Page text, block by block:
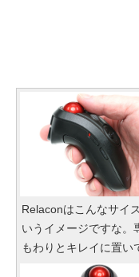
Relaconはこんなサイ
いうイメージですな。
もわりとキレイに置い